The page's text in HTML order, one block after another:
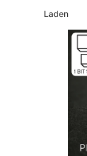
Laden